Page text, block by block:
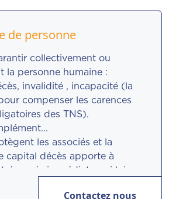
de personne
collectivement ou
la personne humaine :
invalidité , incapacité (la
compenser les carences
des TNS).
les associés et la
capital décès apporte à
trésorerie immédiate qui lui
Contactez nous